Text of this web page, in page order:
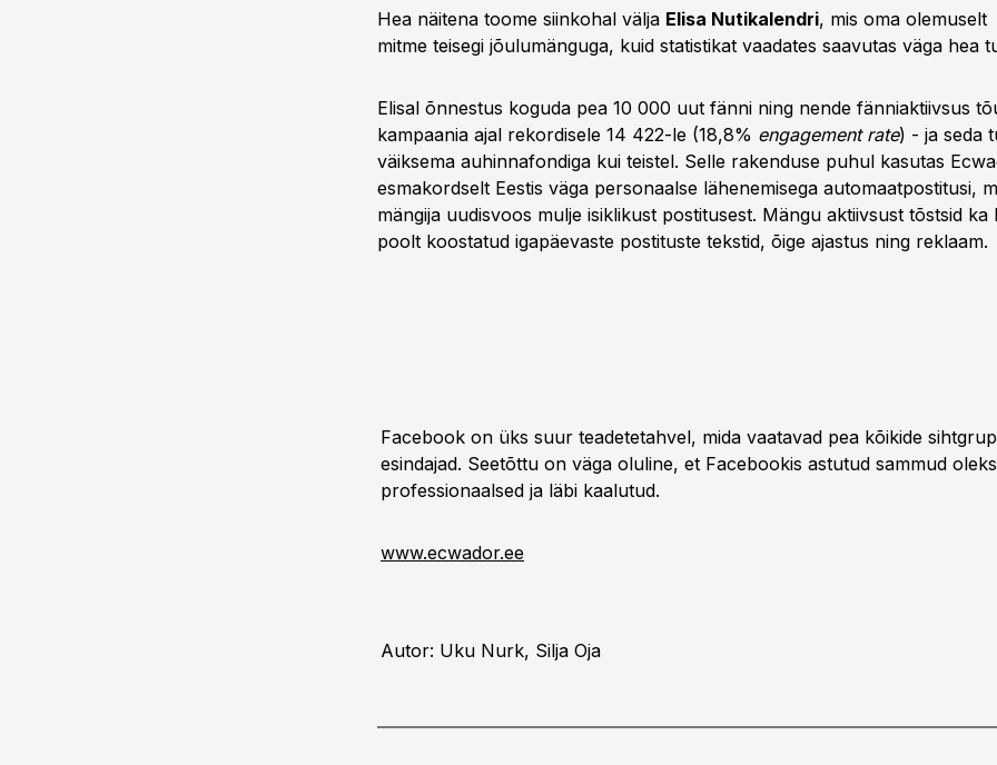
Hea näitena toome siinkohal välja Elisa Nutikalendri, mis oma olemuselt
mitme teisegi jõulumänguga, kuid statistikat vaadates saavutas väga hea
Elisal õnnestus koguda pea 10 000 uut fänni ning nende fänniaktiivsus
kampaania ajal rekordisele 14 422-le (18,8% engagement rate) - ja seda
väiksema auhinnafondiga kui teistel. Selle rakenduse puhul kasutas
esmakordselt Eestis väga personaalse lähenemisega automaatpostitusi,
mängija uudisvoos mulje isiklikust postitusest. Mängu aktiivsust tõstsid ka
poolt koostatud igapäevaste postituste tekstid, õige ajastus ning reklaam.
Facebook on üks suur teadetetahvel, mida vaatavad pea kõikide
esindajad. Seetõttu on väga oluline, et Facebookis astutud sammud
professionaalsed ja läbi kaalutud.
www.ecwador.ee
Autor: Uku Nurk, Silja Oja